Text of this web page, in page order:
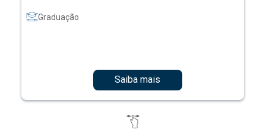
Graduação
Saiba mais